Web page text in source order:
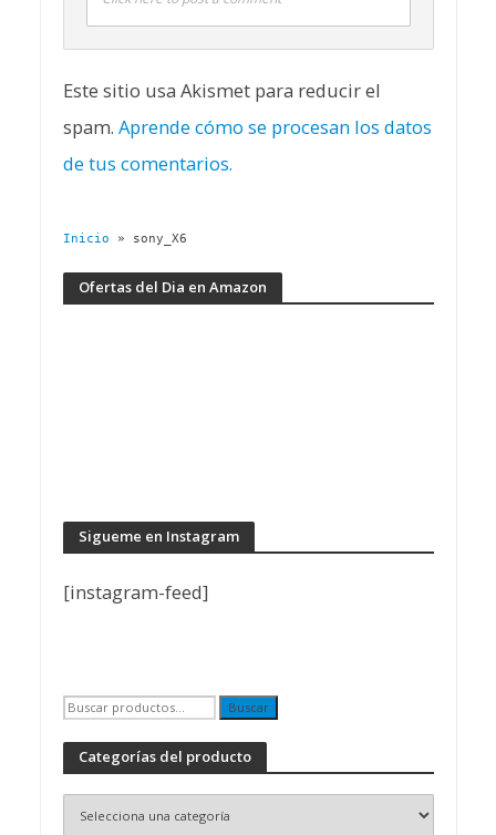
Este sitio usa Akismet para reducir el
spam. Aprende cómo se procesan los datos
de tus comentarios.
Inicio » sony_X6
Ofertas del Dia en Amazon
Sigueme en Instagram
[instagram-feed]
Buscar
por:
Buscar
Categorías del producto